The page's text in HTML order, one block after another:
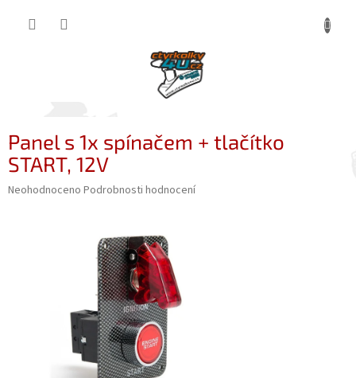
Panel s 1x spínačem + tlačítko
START, 12V
Průměrné
Neohodnoceno Podrobnosti hodnocení